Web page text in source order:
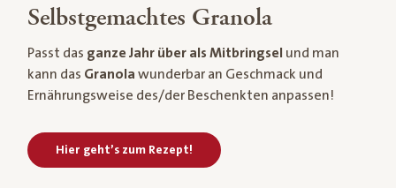
Selbstgemachtes Granola
Passt das ganze Jahr über als Mitbringsel und man
kann das Granola wunderbar an Geschmack und
Ernährungsweise des/der Beschenkten anpassen!
Hier geht’s zum Rezept!